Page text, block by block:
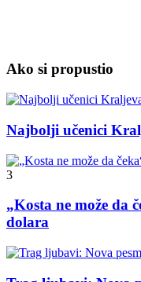
Ako si propustio
Najbolji učenici
3
„Kosta ne može da
dolara